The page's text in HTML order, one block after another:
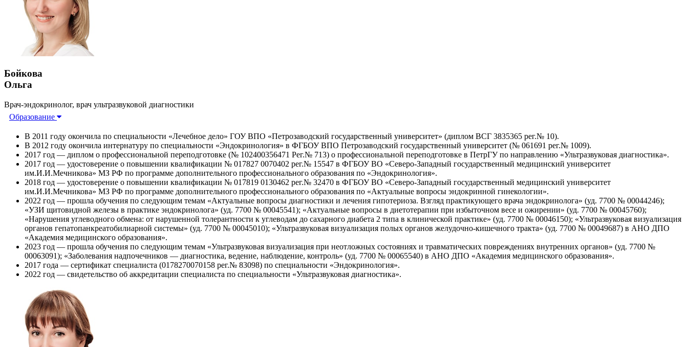
Бойкова
Ольга
Врач-эндокринолог, врач ультразвуковой диагностики
Образование
В 2011 году окончила по специальности «Лечебное дело» ГОУ ВПО «Петрозаводский государственный университет» (диплом ВСГ 3835365 рег.№ 10).
В 2012 году окончила интернатуру по специальности «Эндокринология» в ФГБОУ ВПО Петрозаводский государственный университет (№ 061691 рег.№ 1009).
2017 год — диплом о профессиональной переподготовке (№ 102400356471 Рег.№ 713) о профессиональной переподготовке в ПетрГУ по направлению «Ультразвуковая диагностика».
2017 год — удостоверение о повышении квалификации № 017827 0070402 рег.№ 15547 в ФГБОУ ВО «Северо-Западный государственный медицинский университет
им.И.И.Мечникова» МЗ РФ по программе дополнительного профессионального образования по «Эндокринология».
2018 год — удостоверение о повышении квалификации № 017819 0130462 рег.№ 32470 в ФГБОУ ВО «Северо-Западный государственный медицинский университет
им.И.И.Мечникова» МЗ РФ по программе дополнительного профессионального образования по «Актуальные вопросы эндокринной гинекологии».
2022 год — прошла обучения по следующим темам «Актуальные вопросы диагностики и лечения гипотериоза. Взгляд практикующего врача эндокринолога» (уд. 7700 № 00044246);
«УЗИ щитовидной железы в практике эндокринолога» (уд. 7700 № 00045541); «Актуальные вопросы в диетотерапии при избыточном весе и ожирении» (уд. 7700 № 00045760);
«Нарушения углеводного обмена: от нарушенной толерантности к углеводам до сахарного диабета 2 типа в клинической практике» (уд. 7700 № 00046150); «Ультразвуковая визуализация
органов гепатопанкреатобилиарной системы» (уд. 7700 № 00045010); «Ультразвуковая визуализация полых органов желудочно-кишечного тракта» (уд. 7700 № 00049687) в АНО ДПО
«Академия медицинского образования».
2023 год — прошла обучения по следующим темам «Ультразвуковая визуализация при неотложных состояниях и травматических повреждениях внутренних органов» (уд. 7700 №
00063091); «Заболевания надпочечников — диагностика, ведение, наблюдение, контроль» (уд. 7700 № 00065540) в АНО ДПО «Академия медицинского образования».
2017 года — сертификат специалиста (0178270070158 рег.№ 83098) по специальности «Эндокринология».
2022 год — свидетельство об аккредитации специалиста по специальности «Ультразвуковая диагностика».